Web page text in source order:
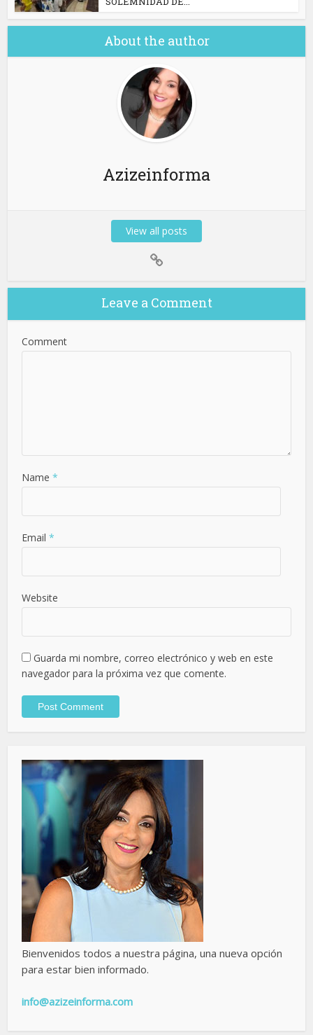
About the author
Azizeinforma
View all posts
Leave a Comment
Comment
Name *
Email *
Website
Guarda mi nombre, correo electrónico y web en este
navegador para la próxima vez que comente.
Bienvenidos todos a nuestra página, una nueva opción
para estar bien informado.
info@azizeinforma.com